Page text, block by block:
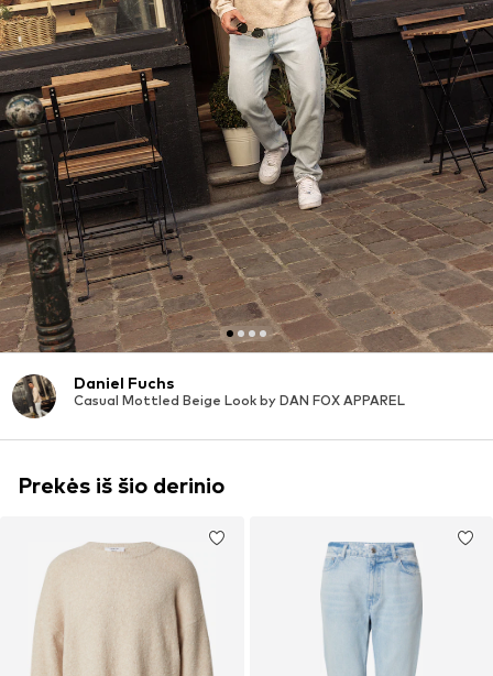
Daniel Fuchs
Casual Mottled Beige Look by DAN FOX APPAREL
Prekės iš šio derinio